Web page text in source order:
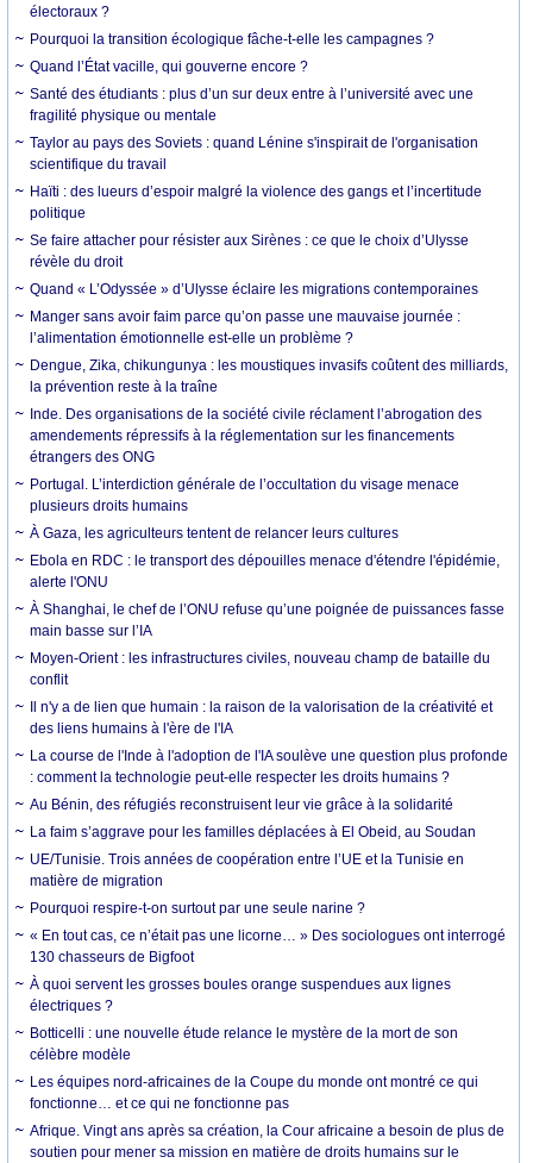
électoraux ?
Pourquoi la transition écologique fâche-t-elle les campagnes ?
Quand l’État vacille, qui gouverne encore ?
Santé des étudiants : plus d’un sur deux entre à l’université avec une
fragilité physique ou mentale
Taylor au pays des Soviets : quand Lénine s'inspirait de l'organisation
scientifique du travail
Haïti : des lueurs d’espoir malgré la violence des gangs et l’incertitude
politique
Se faire attacher pour résister aux Sirènes : ce que le choix d’Ulysse
révèle du droit
Quand « L’Odyssée » d’Ulysse éclaire les migrations contemporaines
Manger sans avoir faim parce qu’on passe une mauvaise journée :
l’alimentation émotionnelle est-elle un problème ?
Dengue, Zika, chikungunya : les moustiques invasifs coûtent des milliards,
la prévention reste à la traîne
Inde. Des organisations de la société civile réclament l’abrogation des
amendements répressifs à la réglementation sur les financements
étrangers des ONG
Portugal. L’interdiction générale de l’occultation du visage menace
plusieurs droits humains
À Gaza, les agriculteurs tentent de relancer leurs cultures
Ebola en RDC : le transport des dépouilles menace d'étendre l'épidémie,
alerte l'ONU
À Shanghai, le chef de l’ONU refuse qu’une poignée de puissances fasse
main basse sur l’IA
Moyen-Orient : les infrastructures civiles, nouveau champ de bataille du
conflit
Il n'y a de lien que humain : la raison de la valorisation de la créativité et
des liens humains à l'ère de l'IA
La course de l'Inde à l'adoption de l'IA soulève une question plus profonde
: comment la technologie peut-elle respecter les droits humains ?
Au Bénin, des réfugiés reconstruisent leur vie grâce à la solidarité
La faim s’aggrave pour les familles déplacées à El Obeid, au Soudan
UE/Tunisie. Trois années de coopération entre l’UE et la Tunisie en
matière de migration
Pourquoi respire-t-on surtout par une seule narine ?
« En tout cas, ce n’était pas une licorne… » Des sociologues ont interrogé
130 chasseurs de Bigfoot
À quoi servent les grosses boules orange suspendues aux lignes
électriques ?
Botticelli : une nouvelle étude relance le mystère de la mort de son
célèbre modèle
Les équipes nord-africaines de la Coupe du monde ont montré ce qui
fonctionne… et ce qui ne fonctionne pas
Afrique. Vingt ans après sa création, la Cour africaine a besoin de plus de
soutien pour mener sa mission en matière de droits humains sur le